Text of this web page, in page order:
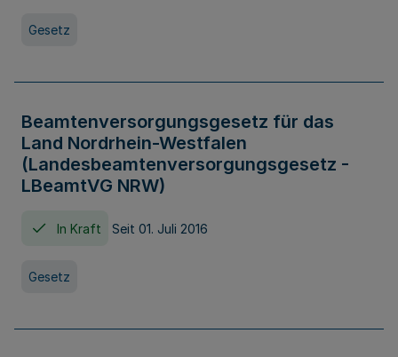
Gesetz
Beamtenversorgungsgesetz für das
Land Nordrhein-Westfalen
(Landesbeamtenversorgungsgesetz -
LBeamtVG NRW)
In Kraft Seit 01. Juli 2016
Gesetz